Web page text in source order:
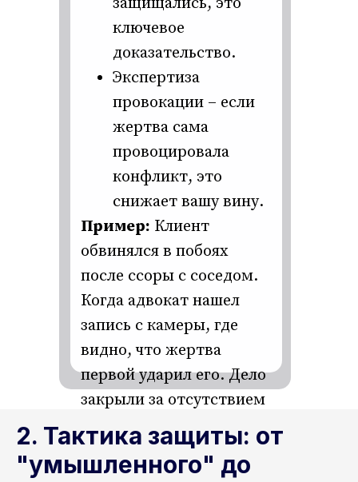
ключевое
доказательство.
Экспертиза
провокации – если
жертва сама
провоцировала
конфликт, это
снижает вашу вину.
Пример: Клиент
обвинялся в побоях
после ссоры с соседом.
Когда адвокат нашел
запись с камеры, где
видно, что жертва
первой ударил его. Дело
закрыли за отсутствием
2. Тактика защиты: от
"умышленного" до